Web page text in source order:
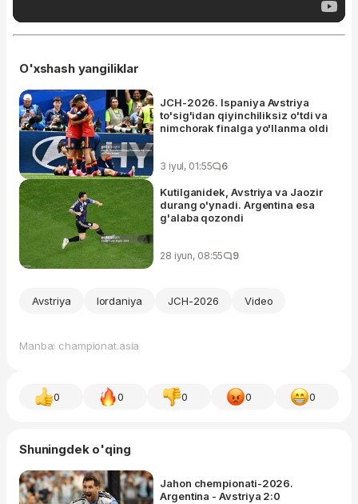
O'xshash yangiliklar
JCH-2026. Ispaniya Avstriya
to'sig'idan qiyinchiliksiz o'tdi va
nimchorak finalga yo'llanma oldi
3 iyul, 01:55 6
Kutilganidek, Avstriya va Jaozir
durang o'ynadi. Argentina esa
g'alaba qozondi
28 iyun, 08:55 9
Avstriya Iordaniya JCH-2026 Video
Manba: championat.asia
0 0 0 0 0
Shuningdek o'qing
Jahon chempionati-2026.
Argentina - Avstriya 2:0